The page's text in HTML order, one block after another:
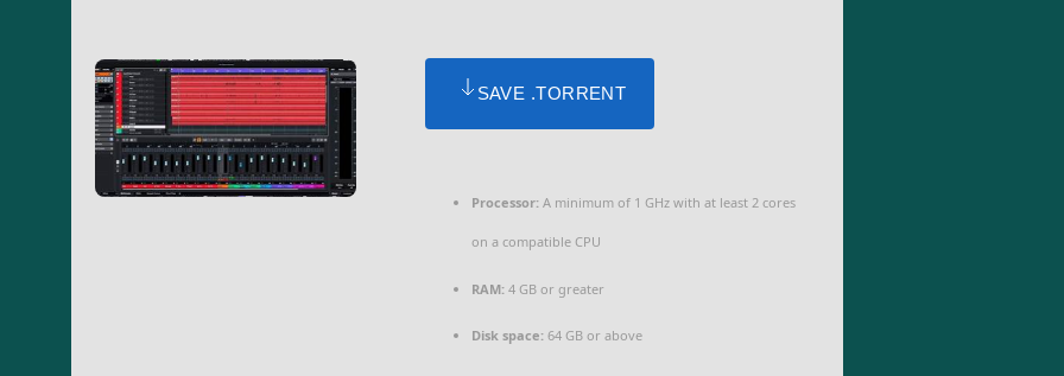
SAVE .TORRENT
Processor:A minimum of 1 GHz with at least 2 cores
on a compatible CPU
RAM:4 GB or greater
Disk space:64 GB or above